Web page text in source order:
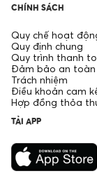
CHÍNH SÁCH
Quy chế hoạt
Quy định chung
Quy trình thanh
Đảm bảo an toàn
Trách nhiệm
Điều khoản cam
Hợp đồng thỏa
TẢI APP